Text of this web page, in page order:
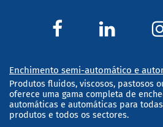
Enchimento semi-automático e
Produtos fluidos, viscosos, pastosos
oferece uma gama completa de
automáticas e automáticas para
produtos e todos os sectores.